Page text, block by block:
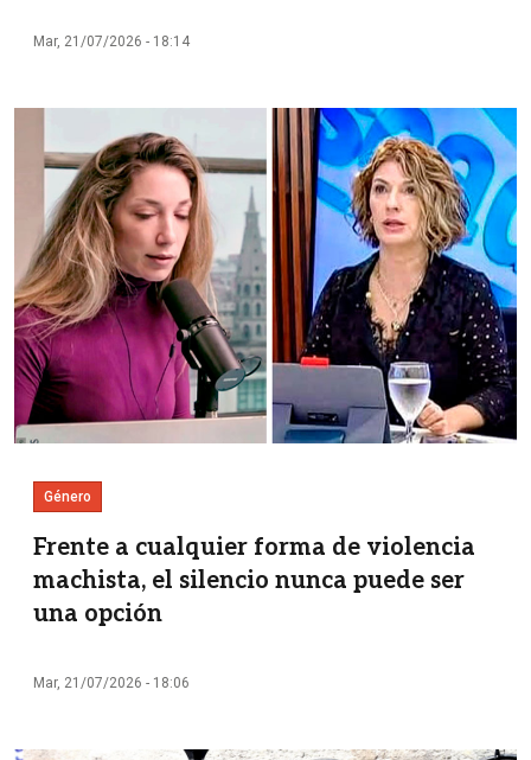
Mar, 21/07/2026 - 18:14
Género
Frente a cualquier forma de violencia
machista, el silencio nunca puede ser
una opción
Mar, 21/07/2026 - 18:06